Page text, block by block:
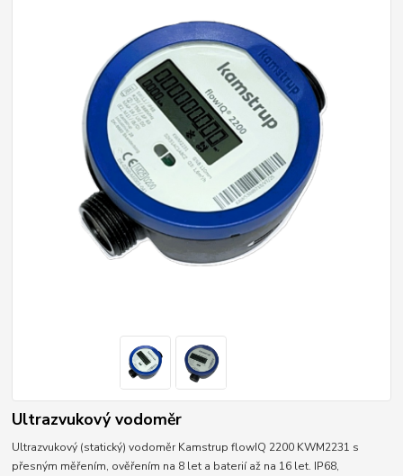
Ultrazvukový vodoměr
Ultrazvukový (statický) vodoměr Kamstrup flowIQ 2200 KWM2231 s
přesným měřením, ověřením na 8 let a baterií až na 16 let. IP68,